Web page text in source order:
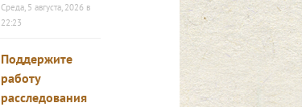
Среда, 5 августа, 2026 в
22:23
Поддержите
работу
расследования